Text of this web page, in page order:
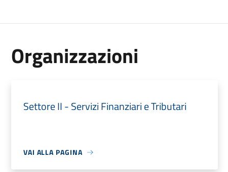
Organizzazioni
Settore II - Servizi Finanziari e Tributari
VAI ALLA PAGINA